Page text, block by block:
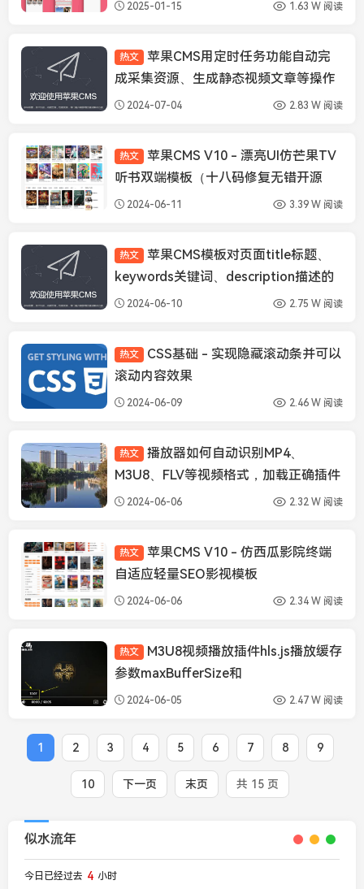
2025-01-15 1.63 W 阅读
苹果CMS经验
热文
苹果CMS用定时任务功能自动完
成采集资源、生成静态视频文章等操作
2024-07-04 2.83 W 阅读
苹果CMS模板
热文
苹果CMS V10 - 漂亮UI仿芒果TV
听书双端模板（十八码修复无错开源
版）2024-06-11 3.39 W 阅读
苹果CMS经验
热文
苹果CMS模板对页面title标题、
keywords关键词、description描述的
基本SEO优化
2024-06-10 2.75 W 阅读
Html/Css
热文
CSS基础 - 实现隐藏滚动条并可以
滚动内容效果
2024-06-09 2.46 W 阅读
播放器知识
热文
播放器如何自动识别MP4、
M3U8、FLV等视频格式，加载正确插件
类型播放视频
2024-06-06 2.32 W 阅读
苹果CMS模板
热文
苹果CMS V10 - 仿西瓜影院终端
自适应轻量SEO影视模板
2024-06-06 2.34 W 阅读
播放器知识
热文
M3U8视频播放插件hls.js播放缓存
参数maxBufferSize和
maxBufferLength设置
2024-06-05 2.47 W 阅读
1 2 3 4 5 6 7 8 9
10 下一页 末页 共 15 页
似水流年
今日已经过去 4 小时